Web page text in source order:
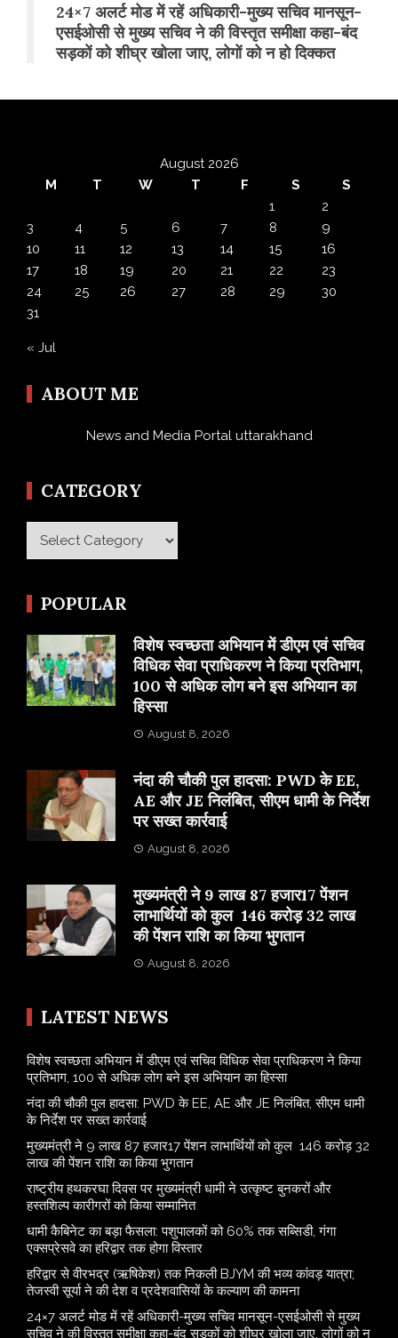
24×7 अलर्ट मोड में रहें अधिकारी-मुख्य सचिव मानसून-
एसईओसी से मुख्य सचिव ने की विस्तृत समीक्षा कहा-बंद
सड़कों को शीघ्र खोला जाए, लोगों को न हो दिक्कत
August 2026
M
T W T F S
S
1
2
3
4 5 6 7 8
9
10
11 12 13 14 15
16
17
18 19 20 21 22
23
24
25 26 27 28 29
30
31
« Jul
ABOUT ME
News and Media Portal uttarakhand
CATEGORY
Category
POPULAR
विशेष स्वच्छता अभियान में डीएम एवं सचिव
विधिक सेवा प्राधिकरण ने किया प्रतिभाग,
100 से अधिक लोग बने इस अभियान का
हिस्सा
August 8, 2026
नंदा की चौकी पुल हादसा: PWD के EE,
AE और JE निलंबित, सीएम धामी के निर्देश
पर सख्त कार्रवाई
August 8, 2026
मुख्यमंत्री ने 9 लाख 87 हजार17 पेंशन
लाभार्थियों को कुल 146 करोड़ 32 लाख
की पेंशन राशि का किया भुगतान
August 8, 2026
LATEST NEWS
विशेष स्वच्छता अभियान में डीएम एवं सचिव विधिक सेवा प्राधिकरण ने किया
प्रतिभाग, 100 से अधिक लोग बने इस अभियान का हिस्सा
नंदा की चौकी पुल हादसा: PWD के EE, AE और JE निलंबित, सीएम धामी
के निर्देश पर सख्त कार्रवाई
मुख्यमंत्री ने 9 लाख 87 हजार17 पेंशन लाभार्थियों को कुल 146 करोड़ 32
लाख की पेंशन राशि का किया भुगतान
राष्ट्रीय हथकरघा दिवस पर मुख्यमंत्री धामी ने उत्कृष्ट बुनकरों और
हस्तशिल्प कारीगरों को किया सम्मानित
​धामी कैबिनेट का बड़ा फैसला: पशुपालकों को 60% तक सब्सिडी, गंगा
एक्सप्रेसवे का हरिद्वार तक होगा विस्तार
​हरिद्वार से वीरभद्र (ऋषिकेश) तक निकली BJYM की भव्य कांवड़ यात्रा;
तेजस्वी सूर्या ने की देश व प्रदेशवासियों के कल्याण की कामना
24×7 अलर्ट मोड में रहें अधिकारी-मुख्य सचिव मानसून-एसईओसी से मुख्य
सचिव ने की विस्तृत समीक्षा कहा-बंद सड़कों को शीघ्र खोला जाए, लोगों को न